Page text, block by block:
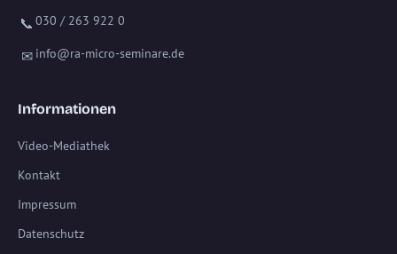
📞 030 / 263 922 0
✉ info@ra-micro-seminare.de
Informationen
Video-Mediathek
Kontakt
Impressum
Datenschutz